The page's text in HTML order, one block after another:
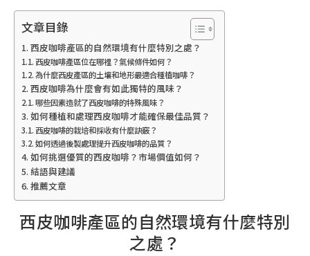
文章目錄
西皮咖啡產區的自然環境有什麼特別之處？
西皮咖啡產區位在哪裡？氣候條件如何？
為什麼西皮產區的土壤和地形最適合種植咖啡？
西皮咖啡為什麼會有如此獨特的風味？
哪些因素造就了西皮咖啡的特殊風味？
如何種植和處理西皮咖啡才能確保最佳品質？
西皮咖啡的栽培和採收有什麼訣竅？
如何透過後製處理提升西皮咖啡的品質？
如何挑選優質的西皮咖啡？市場價值如何？
結語與建議
推薦文章
西皮咖啡產區的自然環境有什麼特別
之處？